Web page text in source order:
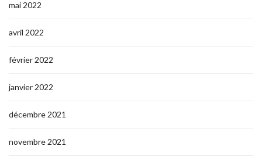
mai 2022
avril 2022
février 2022
janvier 2022
décembre 2021
novembre 2021